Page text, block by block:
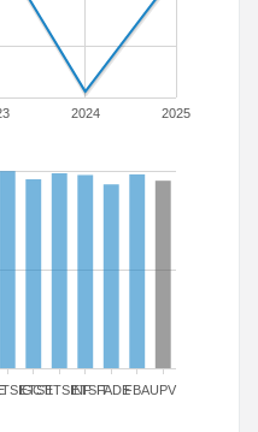
2024 2025
ETSIIETSINFETSITFADEFBAUPV